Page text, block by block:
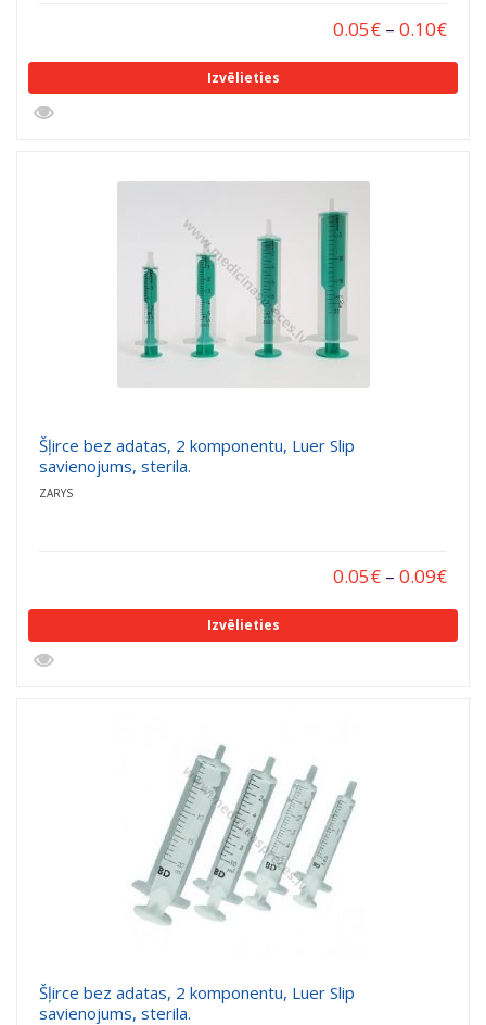
0.05€ – 0.10€
Izvēlieties
Šļirce bez adatas, 2 komponentu, Luer Slip
savienojums, sterila.
ZARYS
0.05€ – 0.09€
Izvēlieties
Šļirce bez adatas, 2 komponentu, Luer Slip
savienojums, sterila.